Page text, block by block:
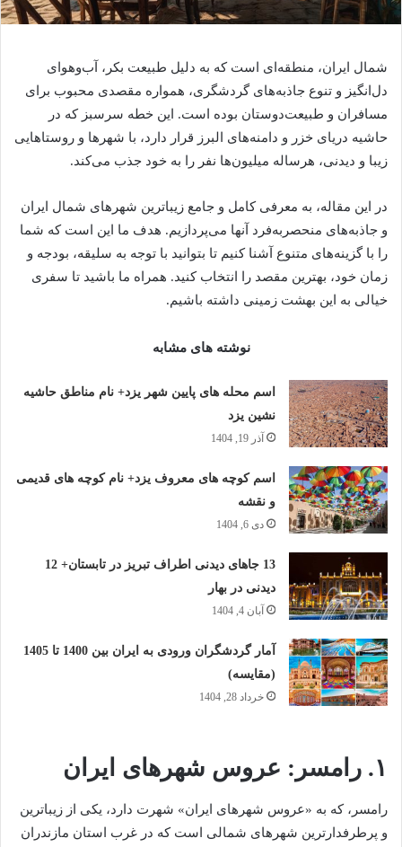
شمال ایران، منطقه‌ای است که به دلیل طبیعت بکر، آب‌وهوای
دل‌انگیز و تنوع جاذبه‌های گردشگری، همواره مقصدی محبوب برای
مسافران و طبیعت‌دوستان بوده است. این خطه سرسبز که در
حاشیه دریای خزر و دامنه‌های البرز قرار دارد، با شهرها و روستاهایی
زیبا و دیدنی، هرساله میلیون‌ها نفر را به خود جذب می‌کند.
در این مقاله، به معرفی کامل و جامع زیباترین شهرهای شمال ایران
و جاذبه‌های منحصربه‌فرد آنها می‌پردازیم. هدف ما این است که شما
را با گزینه‌های متنوع آشنا کنیم تا بتوانید با توجه به سلیقه، بودجه و
زمان خود، بهترین مقصد را انتخاب کنید. همراه ما باشید تا سفری
خیالی به این بهشت زمینی داشته باشیم.
نوشته های مشابه
اسم محله های پایین شهر یزد+ نام مناطق حاشیه
نشین یزد
آذر 19, 1404
اسم کوچه های معروف یزد+ نام کوچه های قدیمی
و نقشه
دی 6, 1404
13 جاهای دیدنی اطراف تبریز در تابستان+ 12
دیدنی در بهار
آبان 4, 1404
آمار گردشگران ورودی به ایران بین 1400 تا 1405
(مقایسه)
خرداد 28, 1404
۱. رامسر: عروس شهرهای ایران
رامسر، که به «عروس شهرهای ایران» شهرت دارد، یکی از زیباترین
و پرطرفدارترین شهرهای شمالی است که در غرب استان مازندران